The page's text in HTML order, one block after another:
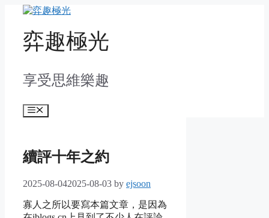
content弈趣極光
享受思維樂趣
Menu
續評十年之約
2025-08-042025-08-03 by ejsoon
寡人之所以要寫本篇文章，是因為